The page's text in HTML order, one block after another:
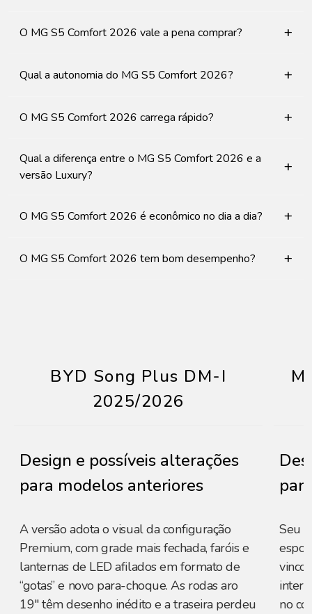
O MG S5 Comfort 2026 vale a pena comprar? +
Qual a autonomia do MG S5 Comfort 2026? +
O MG S5 Comfort 2026 carrega rápido? +
Qual a diferença entre o MG S5 Comfort 2026 e a
versão Luxury?
+
O MG S5 Comfort 2026 é econômico no dia a dia? +
O MG S5 Comfort 2026 tem bom desempenho? +
BYD Song Plus DM-I
2025/2026
Design e possíveis alterações
para modelos anteriores
A versão adota o visual da configuração
Premium, com grade mais fechada, faróis e
lanternas de LED afilados em formato de
“gotas” e novo para-choque. As rodas aro
19" têm desenho inédito e a traseira perdeu
Seu
no